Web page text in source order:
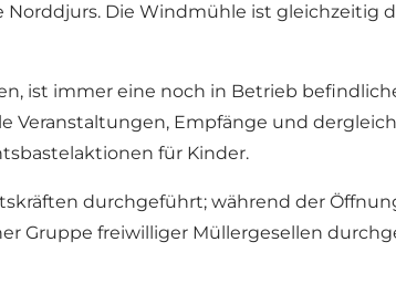
Die Windmühle ist gleichzeitig
ist immer eine noch in Betrieb
Veranstaltungen, Empfänge und
für Kinder.
durchgeführt; während der
Gruppe freiwilliger Müllergesellen